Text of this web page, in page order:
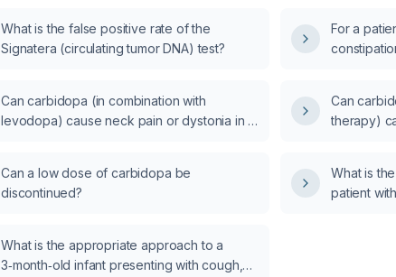
landmark
outcomes?
What is the false positive rate of the
Signatera (circulating tumor DNA) test?
For a
the type
matter?
Can carbidopa (in combination with
levodopa) cause neck pain or dystonia in a
Can
therapy)
Can a low dose of carbidopa be
discontinued?
What is
patient
What is the appropriate approach to a
3‑month‑old infant presenting with cough,